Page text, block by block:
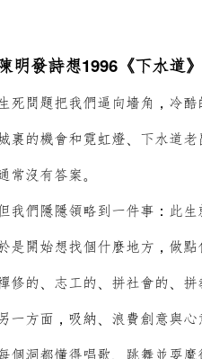
明發詩想1996《下水道》
死問題把我們逼向墻角，冷酷
裏的機會和霓虹燈、下水道
常沒有答案。
我們隱隱領略到一件事：此
是開始想找個什麼地方，做點
修的、志工的、拼社會的、
另一方面，吸納、浪費創意與心
個洞都懂得唱歌、跳舞並耍